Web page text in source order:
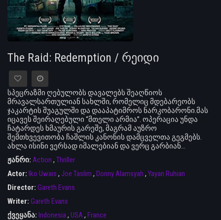
The Raid: Redemption / რეიდი
სპეცრაზმი ღებულობს დავალებს შეაღწიოს
მრავალსართულიან სახლში, რომელიც მდებარეობს
ჯაკარტის შუაგულში და დააპატიმროს ნარკობარონი.მას
იცავეს შეირაღებული “მთელი არმია”. ოპერაცია უნდა
ჩატარდეს ხმაურის გარეშე, მაგრამ აუზრო
შემთხვევითობა ჩაშლის კანონის დამცველთა გეგმებს.
ახლა ისინი ვერსად იმალებიან და ვერც გარბიან…
ჟანრი: Action , Thriller
Actor: Iko Uwais , Joe Taslim , Donny Alamsyah , Yayan Ruhian
Director: Gareth Evans
Writer: Gareth Evans
ქვეყანა: Indonesia, USA, France